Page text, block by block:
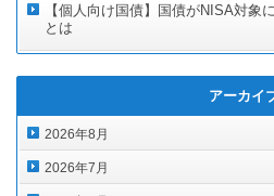
【個人向け国債】国債がNISA対象
とは
アーカイ
2026年8月
2026年7月